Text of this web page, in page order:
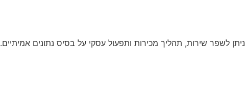
לשפר שירות, תהליך מכירות ותפעול עסקי על בסיס נתונים אמיתיים.